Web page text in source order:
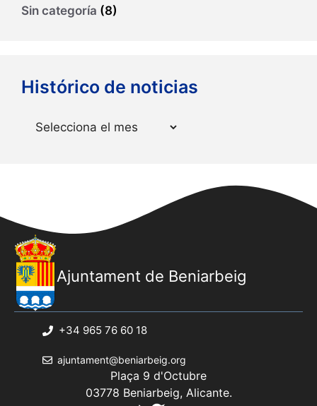
Sin categoría (8)
Histórico de noticias
Arxius
Ajuntament de Beniarbeig
+34 965 76 60 18
ajuntament@beniarbeig.org
Plaça 9 d'Octubre
03778 Beniarbeig, Alicante.